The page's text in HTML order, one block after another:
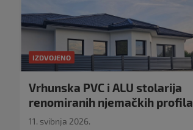
IZDVOJENO
Vrhunska PVC i ALU stolarija
renomiranih njemačkih profila
11. svibnja 2026.